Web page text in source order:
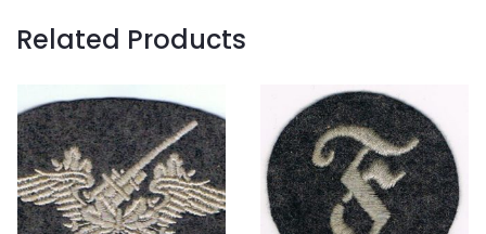
Related Products